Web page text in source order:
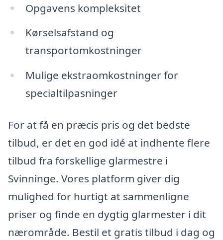
Opgavens kompleksitet
Kørselsafstand og
transportomkostninger
Mulige ekstraomkostninger for
specialtilpasninger
For at få en præcis pris og det bedste
tilbud, er det en god idé at indhente flere
tilbud fra forskellige glarmestre i
Svinninge. Vores platform giver dig
mulighed for hurtigt at sammenligne
priser og finde en dygtig glarmester i dit
nærområde. Bestil et gratis tilbud i dag og